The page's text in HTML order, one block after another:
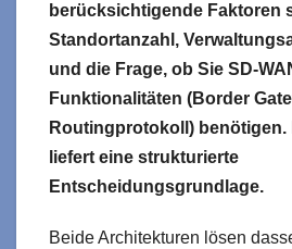
berücksichtigende Faktoren
Standortanzahl,
und die Frage, ob Sie SD-
Funktionalitäten (Border
Routingprotokoll) benötigen.
liefert eine strukturierte
Entscheidungsgrundlage.
Beide Architekturen lösen